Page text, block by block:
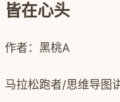
皆在心头
作者：黑桃A
马拉松跑者/思维导图